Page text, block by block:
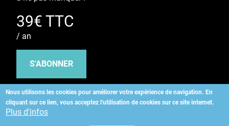
Nous utilisons les cookies pour améliorer votre expérience de navigation. En
cliquant sur ce lien, vous acceptez l'utilisation de cookies sur ce site internet.
Plus d'infos
39€ TTC
/ an
S'ABONNER
Copyright©2026 ALLIEDHEALTH